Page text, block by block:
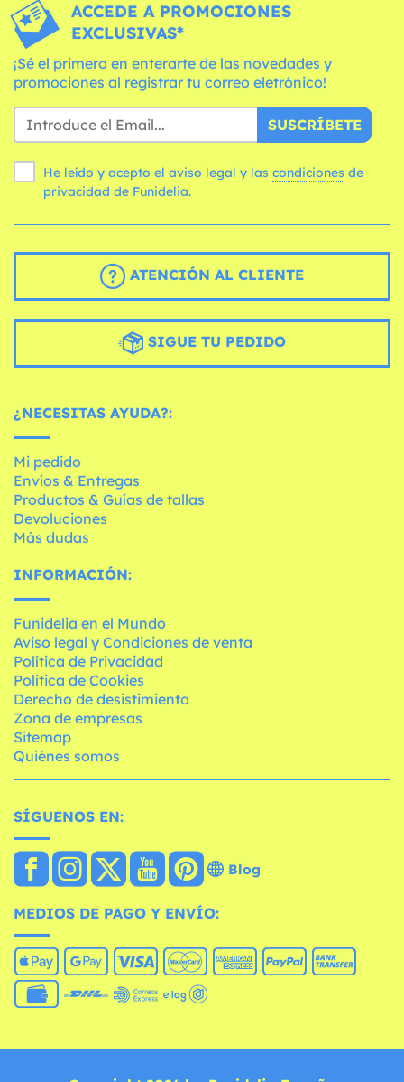
ACCEDE A PROMOCIONES
EXCLUSIVAS*
¡Sé el primero en enterarte de las novedades y
promociones al registrar tu correo eletrónico!
SUSCRÍBETE
He leído y acepto el aviso legal y las condiciones
privacidad de Funidelia.
ATENCIÓN AL CLIENTE
SIGUE TU PEDIDO
¿NECESITAS AYUDA?:
Mi pedido
Envíos & Entregas
Productos & Guías de tallas
Devoluciones
Más dudas
INFORMACIÓN:
Funidelia en el Mundo
Aviso legal y Condiciones de venta
Política de Privacidad
Política de Cookies
Derecho de desistimiento
Zona de empresas
Sitemap
Quiénes somos
SÍGUENOS EN:
Blog
MEDIOS DE PAGO Y ENVÍO: